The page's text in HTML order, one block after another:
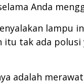
Anda
lampu
itu tak ada
adalah